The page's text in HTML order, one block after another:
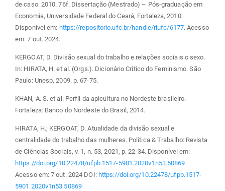
de caso. 2010. 76f. Dissertação (Mestrado) – Pós-graduação em
Economia, Universidade Federal do Ceará, Fortaleza, 2010.
Disponível em: https://repositorio.ufc.br/handle/riufc/6177. Acesso
em: 7 out. 2024.
KERGOAT, D. Divisão sexual do trabalho e relações sociais o sexo.
In: HIRATA, H. et al. (Orgs.). Dicionário Crítico do Feminismo. São
Paulo: Unesp, 2009. p. 67-75.
KHAN, A. S. et al. Perfil da apicultura no Nordeste brasileiro.
Fortaleza: Banco do Nordeste do Brasil, 2014.
HIRATA, H.; KERGOAT, D. Atualidade da divisão sexual e
centralidade do trabalho das mulheres. Política & Trabalho: Revista
de Ciências Sociais, v. 1, n. 53, 2021, p. 22-34. Disponível em:
https://doi.org/10.22478/ufpb.1517-5901.2020v1n53.50869.
Acesso em: 7 out. 2024 DOI: https://doi.org/10.22478/ufpb.1517-
5901.2020v1n53.50869